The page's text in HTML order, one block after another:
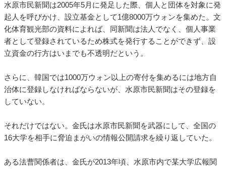
水原市民新聞は2005年5月に発足した際、個人と団体を対象に発
起人を呼びかけ、設立基金として1億8000万ウォンを集めた。文
化体育観光部の資料によれば、同新聞は法人でなく、個人事業
者として登録されているため株式を発行することができず、設
立資金の行方はいまでも不透明だという。
さらに、韓国では1000万ウォン以上の寄付を集めるには地方自
治体に登録しなければならないが、水原市民新聞はその登録を
していない。
それだけではない。金氏は水原市民新聞を武器にして、全国の
16大学を相手に脅迫まがいの情報公開請求を繰り返していた。
ある法曹関係者は、金氏が2013年頃、水原市内で某大学広報関